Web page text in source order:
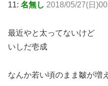
11: 名無し 2018/05/27(日
最近やと太ってないけど
いしだ壱成
なんか若い頃のまま皺が増